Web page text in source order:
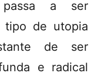
a ser
tipo de utopia
de ser
e radical